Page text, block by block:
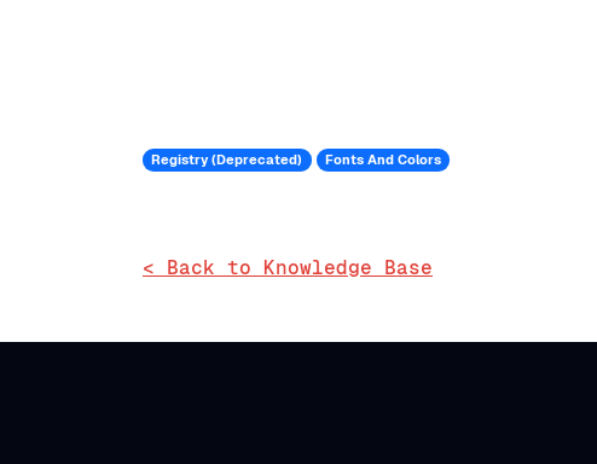
Registry (Deprecated) Fonts And Colors
< Back to Knowledge Base